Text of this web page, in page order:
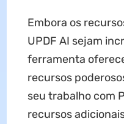
Embora os
UPDF AI sejam
ferramenta
recursos
seu trabalho com
recursos